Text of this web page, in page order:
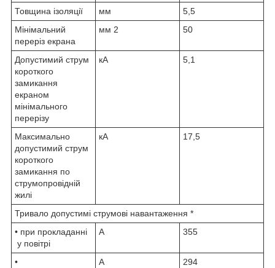
Товщина ізоляції мм
5,5
Мінімальний
переріз екрана
мм 2 50
Допустимий струм
короткого
замикання
екраном
мінімального
перерізу
кА 5,1
Максимально
допустимий струм
короткого
замикання по
струмопровідній
жилі
кА 17,5
Тривало допустимі струмові навантаження *
• при прокладанні
у повітрі
А 355
•
А 294